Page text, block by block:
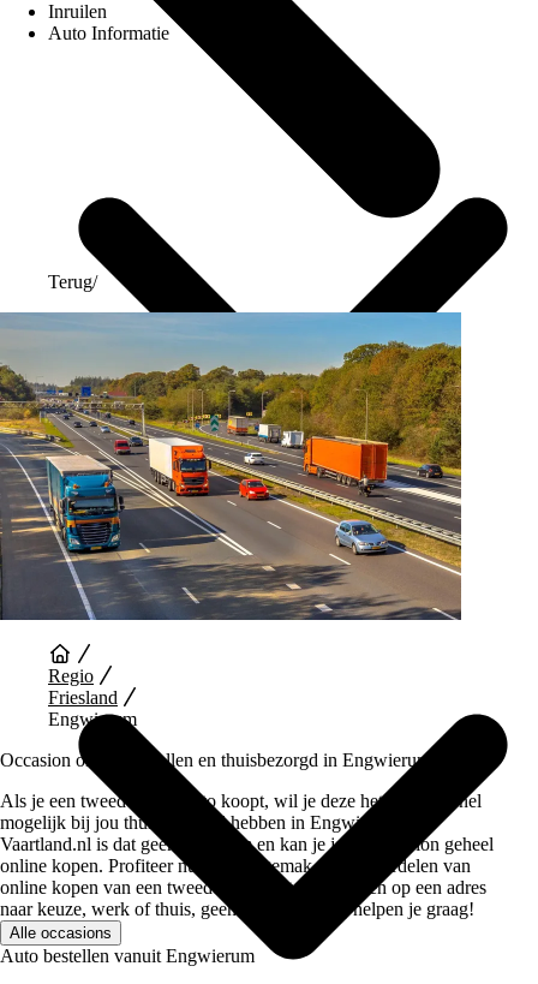
Inruilen
Auto Informatie
Auto Diensten
Terug/
Regio
Friesland
Engwierum
Occasion online bestellen en thuisbezorgd in Engwierum
Als je een tweedehands auto koopt, wil je deze het liefst zo snel
mogelijk bij jou thuis bezorgd hebben in Engwierum. Bij
Vaartland.nl is dat geen probleem en kan je jouw occasion geheel
online kopen. Profiteer nu van het gemak en de voordelen van
online kopen van een tweedehands auto. Afleveren op een adres
naar keuze, werk of thuis, geen probleem. Wij helpen je graag!
Alle occasions
Auto bestellen vanuit Engwierum